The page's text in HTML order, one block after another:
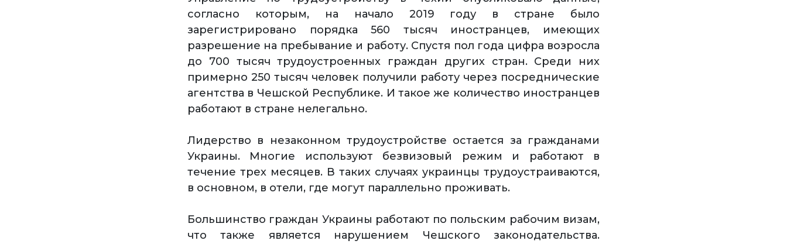
согласно которым, на начало 2019 году в стране было
зарегистрировано порядка 560 тысяч иностранцев, имеющих
разрешение на пребывание и работу. Спустя пол года цифра возросла
до 700 тысяч трудоустроенных граждан других стран. Среди них
примерно 250 тысяч человек получили работу через посреднические
агентства в Чешской Республике. И такое же количество иностранцев
работают в стране нелегально.
Лидерство в незаконном трудоустройстве остается за гражданами
Украины. Многие используют безвизовый режим и работают в
течение трех месяцев. В таких случаях украинцы трудоустраиваются,
в основном, в отели, где могут параллельно проживать.
Большинство граждан Украины работают по польским рабочим визам,
что также является нарушением Чешского законодательства.